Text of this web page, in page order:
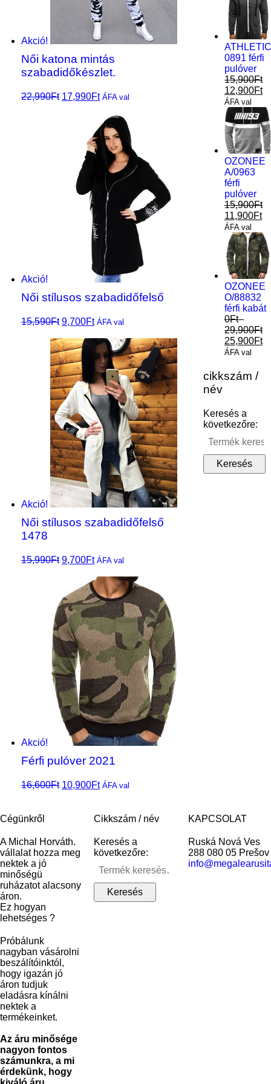
Akció!
Női katona mintás
szabadidőkészlet.
22,990Ft 17,990Ft ÁFA val
Akció!
Női stílusos szabadidőfelső
15,590Ft 9,700Ft ÁFA val
Akció!
Női stílusos szabadidőfelső
1478
15,990Ft 9,700Ft ÁFA val
Akció!
Férfi pulóver 2021
16,600Ft 10,900Ft ÁFA val
ATHLETIC
0891 férfi
pulóver
15,900Ft
12,900Ft
ÁFA val
OZONEE
A/0963
férfi
pulóver
15,900Ft
11,900Ft
ÁFA val
OZONEE
O/88832
férfi kabát
0Ft–
29,900Ft
25,900Ft
ÁFA val
cikkszám /
név
Keresés a
következőre:
Cégünkről
A Michal Horváth.
vállalat hozza meg
nektek a jó
minőségü
ruházatot alacsony
áron.
Ez hogyan
lehetséges ?
Próbálunk
nagyban vásárolni
beszálítóinktól,
hogy igazán jó
áron tudjuk
eladásra kínálni
nektek a
termékeinket.
Az áru minősége
nagyon fontos
számunkra, a mi
érdekünk, hogy
Cikkszám / név
Keresés a
következőre:
KAPCSOLAT
Ruská Nová Ves
288 080 05 Prešov